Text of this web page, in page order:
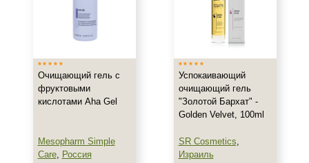
Очищающий гель с
фруктовыми
кислотами Aha Gel
Mesopharm Simple
Care, Россия
Успокаивающий
очищающий гель
"Золотой Бархат" -
Golden Velvet, 100ml
SR Cosmetics,
Израиль